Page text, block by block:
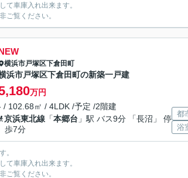
て車庫入れ出来ます。
ご覧ください。
横浜市戸塚区下倉田町
浜市戸塚区下倉田町の新築一戸建
万円
/ 102.68㎡ / 4LDK /予定 /2階建
京浜東北線 「本郷台 」駅 バス9分 「長沼」 停
歩7分
都
浴
。
て車庫入れ出来ます。
ご覧ください。